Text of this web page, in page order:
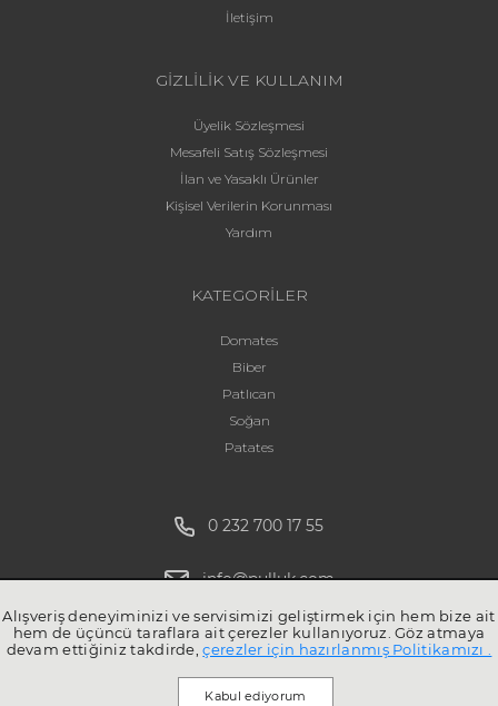
İletişim
GİZLİLİK VE KULLANIM
Üyelik Sözleşmesi
Mesafeli Satış Sözleşmesi
İlan ve Yasaklı Ürünler
Kişisel Verilerin Korunması
Yardım
KATEGORİLER
Domates
Biber
Patlıcan
Soğan
Patates
0 232 700 17 55
info@pulluk.com
Alışveriş deneyiminizi ve servisimizi geliştirmek için hem bize ait
hem de üçüncü taraflara ait çerezler kullanıyoruz. Göz atmaya
devam ettiğiniz takdirde,çerezler için hazırlanmış Politikamızı .
Kabul ediyorum